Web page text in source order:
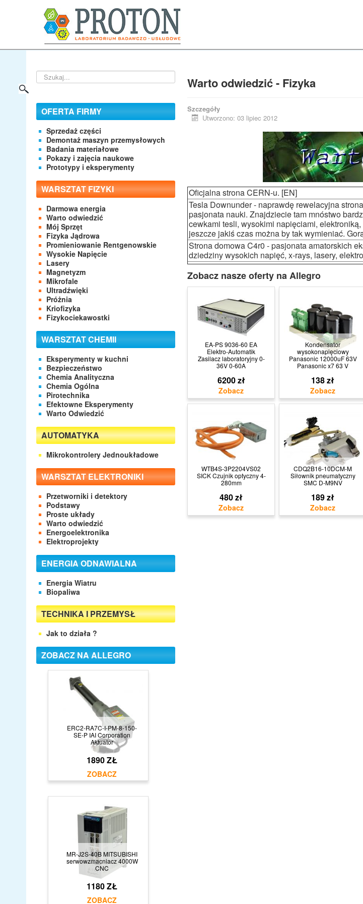
Szukaj...
OFERTA FIRMY
Sprzedaż części
Demontaż maszyn przemysłowych
Badania materiałowe
Pokazy i zajęcia naukowe
Prototypy i eksperymenty
WARSZTAT FIZYKI
Darmowa energia
Warto odwiedzić
Mój Sprzęt
Fizyka Jądrowa
Promieniowanie Rentgenowskie
Wysokie Napięcie
Lasery
Magnetyzm
Mikrofale
Ultradźwięki
Próżnia
Kriofizyka
Fizykociekawostki
WARSZTAT CHEMII
Eksperymenty w kuchni
Bezpieczeństwo
Chemia Analityczna
Chemia Ogólna
Pirotechnika
Efektowne Eksperymenty
Warto Odwiedzić
AUTOMATYKA
Mikrokontrolery Jednoukładowe
WARSZTAT ELEKTRONIKI
Przetworniki i detektory
Podstawy
Proste układy
Warto odwiedzić
Energoelektronika
Elektroprojekty
ENERGIA ODNAWIALNA
Energia Wiatru
Biopaliwa
TECHNIKA I PRZEMYSŁ
Jak to działa ?
ZOBACZ NA ALLEGRO
ERC2-RA7C-I-PM-8-150-
SE-P IAI Corporation
Aktuator
1890 ZŁ
MR-J2S-40B MITSUBISHI
serwowzmacniacz 4000W
CNC
1180 ZŁ
Warto odwiedzić - Fizyka
Szczegóły
Utworzono: 03 lipiec 2012
Oficjalna strona CERN-u. [EN]
Tesla Downunder - naprawdę rewelacyjna
pasjonata nauki. Znajdziecie tam mnóstwo
cewkami tesli, wysokimi napięciami,
jeszcze jakiś czas można by tak wymieniać.
Strona domowa C4r0 - pasjonata amatorskich
dziedziny wysokich napięć, x-rays, lasery,
Zobacz nasze oferty na Allegro
EA-PS 9036-60 EA
Elektro-Automatik
Zasilacz laboratoryjny 0-
36V 0-60A
6200 zł
Kondensator
wysokonapięciowy
Panasonic 12000uF 63V
Panasonic x7 63 V
138 zł
WTB4S-3P2204VS02
SICK Czujnik optyczny 4-
280mm
480 zł
CDQ2B16-10DCM-M
Siłownik pneumatyczny
SMC D-M9NV
189 zł